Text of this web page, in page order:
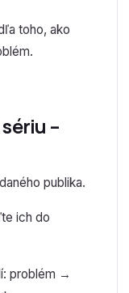
toho, ako
–
publika.
ich do
problém →